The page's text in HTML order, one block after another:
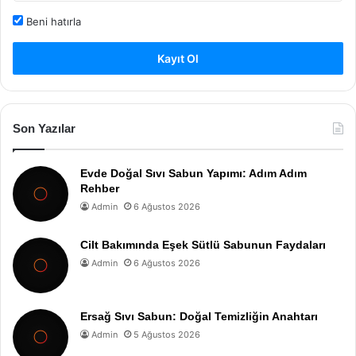
Beni hatırla
Kayıt Ol
Son Yazılar
Evde Doğal Sıvı Sabun Yapımı: Adım Adım
Rehber
Admin 6 Ağustos 2026
Cilt Bakımında Eşek Sütlü Sabunun Faydaları
Admin 6 Ağustos 2026
Ersağ Sıvı Sabun: Doğal Temizliğin Anahtarı
Admin 5 Ağustos 2026